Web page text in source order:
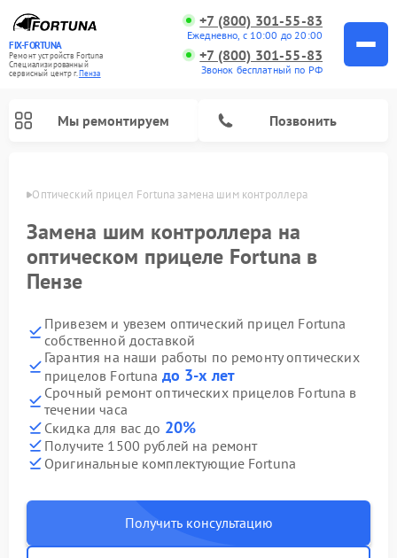
FIX-FORTUNA
Ремонт устройств Fortuna
Специализированный
cервисный центр г.Пенза
+7 (800) 301-55-83
Ежедневно, с 10:00 до 20:00
+7 (800) 301-55-83
Звонок бесплатный по РФ
Мы ремонтируем Позвонить
Оптический прицел Fortuna замена шим контроллера
Замена шим контроллера на
оптическом прицеле Fortuna в
Пензе
Привезем и увезем оптический прицел Fortuna
собственной доставкой
Гарантия на наши работы по ремонту оптических
прицелов Fortuna до 3-х лет
Срочный ремонт оптических прицелов Fortuna в
течении часа
Скидка для вас до 20%
Получите 1500 рублей на ремонт
Оригинальные комплектующие Fortuna
Получить консультацию